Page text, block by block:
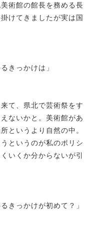
術館の館長を務める長
けてきましたが実は国
きっかけは」
て、県北で芸術祭をす
ないかと。美術館があ
というより自然の中。
というのが私のポリシ
いくか分からないが引
きっかけが初めて？」